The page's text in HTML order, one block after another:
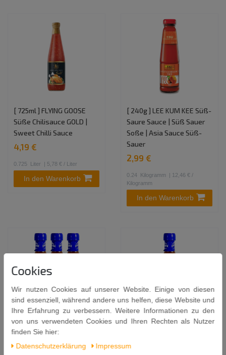
[ 725ml ] FLYING GOOSE
Süße Chilisauce GOLD |
Sweet Chilli Sauce
4,19 €
0.725 Liter | 5,78 € / Liter
In den Warenkorb
[ 240g ] LEE KUM KEE Süß-
Saure Sauce | Süß Sauer
Soße | Asia Sauce Süß-
Sauer
2,99 €
0.24 Kilogramm
| 12,46 € /
Kilogramm
In den Warenkorb
[ 3x 142ml ] ENCONA Süße
Mango Chilisauce / Grill
Sauce / Mango Chilli
[ 142ml ] ENCONA Süße
Sauce / Mango Chilli
Cookies
Wir nutzen Cookies auf unserer Website. Einige von diesen
sind essenziell, während andere uns helfen, diese Website und
Ihre Erfahrung zu verbessern. Weitere Informationen zu den
von uns verwendeten Cookies und Ihren Rechten als Nutzer
finden Sie hier:
Daten­schutz­erklärung
Impressum